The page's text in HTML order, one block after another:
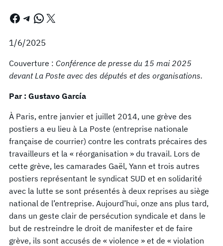
Facebook Telegram WhatsApp X
1/6/2025
Couverture : Conférence de presse du 15 mai 2025
devant La Poste avec des députés et des organisations.
Par : Gustavo García
À Paris, entre janvier et juillet 2014, une grève des
postiers a eu lieu à La Poste (entreprise nationale
française de courrier) contre les contrats précaires des
travailleurs et la « réorganisation » du travail. Lors de
cette grève, les camarades Gaël, Yann et trois autres
postiers représentant le syndicat SUD et en solidarité
avec la lutte se sont présentés à deux reprises au siège
national de l’entreprise. Aujourd’hui, onze ans plus tard,
dans un geste clair de persécution syndicale et dans le
but de restreindre le droit de manifester et de faire
grève, ils sont accusés de « violence » et de « violation